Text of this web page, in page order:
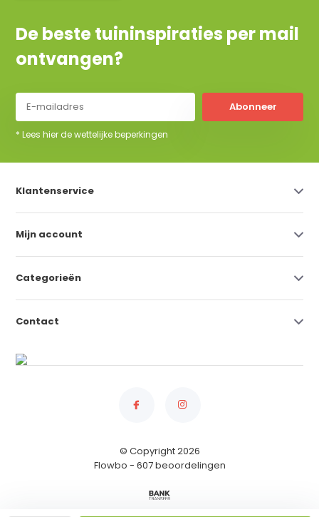
De beste tuininspiraties per mail
ontvangen?
Abonneer
* Lees hier de wettelijke beperkingen
Klantenservice
Mijn account
Categorieën
Contact
© Copyright 2026
Flowbo - 607 beoordelingen